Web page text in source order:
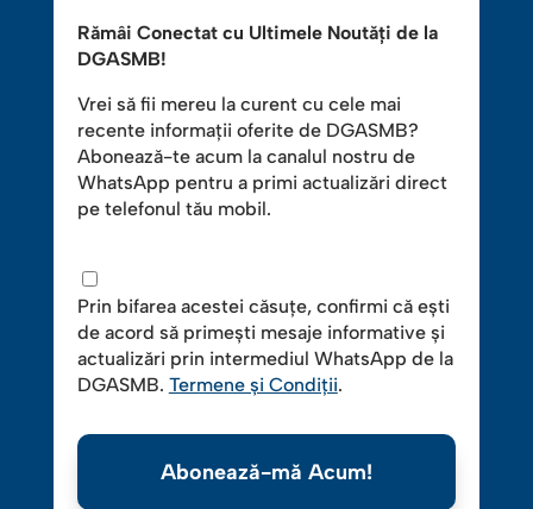
Rămâi Conectat cu Ultimele Noutăți de la
DGASMB!
Vrei să fii mereu la curent cu cele mai
recente informații oferite de DGASMB?
Abonează-te acum la canalul nostru de
WhatsApp pentru a primi actualizări direct
pe telefonul tău mobil.
Prin bifarea acestei căsuțe, confirmi că ești
de acord să primești mesaje informative și
actualizări prin intermediul WhatsApp de la
DGASMB. Termene și Condiții.
Abonează-mă Acum!